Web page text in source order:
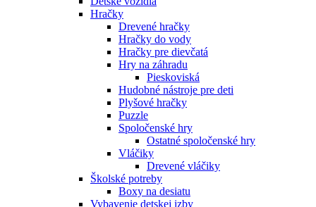
Hračky
Drevené hračky
Hračky do vody
Hračky pre dievčatá
Hry na záhradu
Pieskoviská
Hudobné nástroje pre deti
Plyšové hračky
Puzzle
Spoločenské hry
Ostatné spoločenské hry
Vláčiky
Drevené vláčiky
Školské potreby
Boxy na desiatu
Vybavenie detskej izby